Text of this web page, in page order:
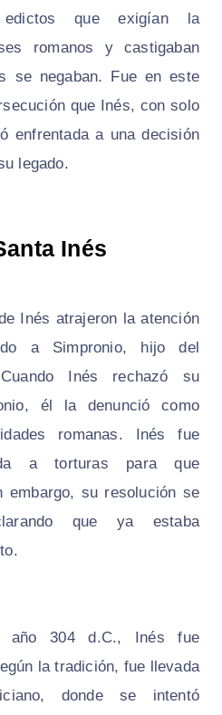
edictos que exigían la
romanos y castigaban
se negaban. Fue en este
que Inés, con solo
enfrentada a una decisión
legado.
Inés
Inés atrajeron la atención
a Simpronio, hijo del
Inés rechazó su
él la denunció como
romanas. Inés fue
a torturas para que
embargo, su resolución se
que ya estaba
304 d.C., Inés fue
la tradición, fue llevada
donde se intentó